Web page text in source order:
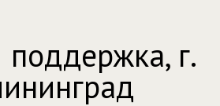
поддержка, г.